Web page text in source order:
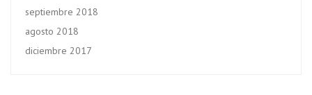
septiembre 2018
agosto 2018
diciembre 2017